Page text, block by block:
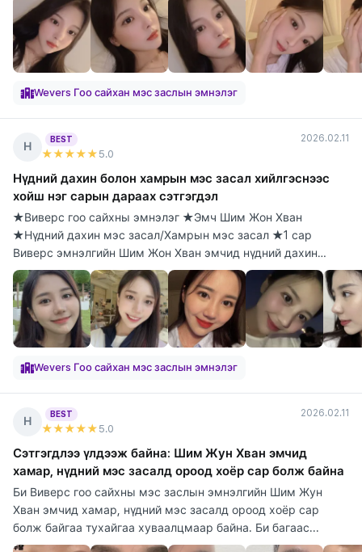
Wevers Гоо сайхан мэс заслын эмнэлэг
Н
BEST
★★★★★ 5.0
2026.02.11
Нүдний дахин болон хамрын мэс засал хийлгэснээс
хойш нэг сарын дараах сэтгэгдэл
★Виверс гоо сайхны эмнэлэг ★Эмч Шим Жон Хван
★Нүдний дахин мэс засал/Хамрын мэс засал ★1 сар
Виверс эмнэлгийн Шим Жон Хван эмчид нүдний дахин
болон х...
Wevers Гоо сайхан мэс заслын эмнэлэг
Н
BEST
★★★★★ 5.0
2026.02.11
Сэтгэгдлээ үлдээж байна: Шим Жун Хван эмчид
хамар, нүдний мэс засалд ороод хоёр сар болж байна
Би Виверс гоо сайхны мэс заслын эмнэлгийн Шим Жун
Хван эмчид хамар, нүдний мэс засалд ороод хоёр сар
болж байгаа тухайгаа хуваалцмаар байна. Би багаас...